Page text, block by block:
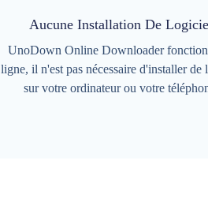
Aucune Installation De
UnoDown Online Downloader
ligne, il n'est pas nécessaire d'installer de
sur votre ordinateur ou votre